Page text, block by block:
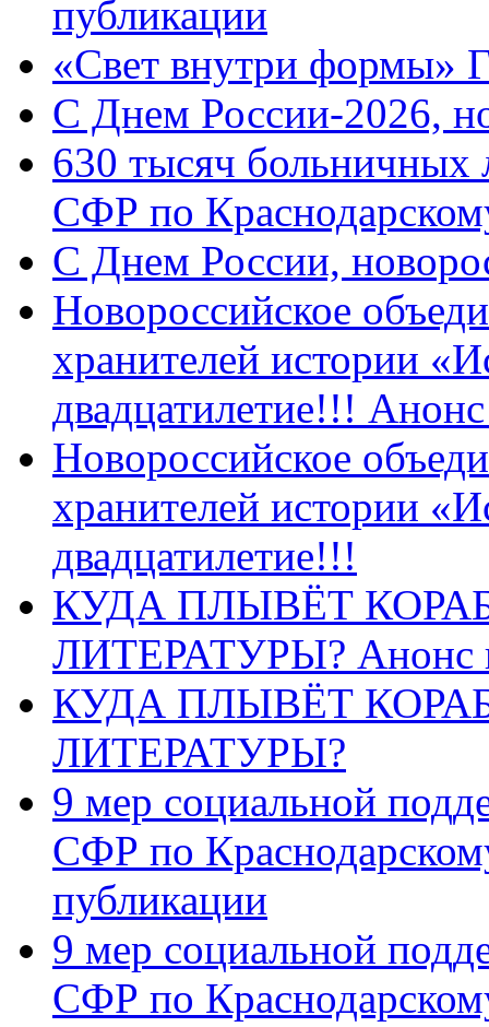
публикации
«Свет внутри формы»
C Днем России-2026,
630 тысяч больничных
СФР по
C Днем России,
Новороссийское
хранителей истории
двадцатилетие!!!
Новороссийское
хранителей истории
двадцатилетие!!!
КУДА ПЛЫВЁТ
ЛИТЕРАТУРЫ? Анонс
КУДА ПЛЫВЁТ
ЛИТЕРАТУРЫ?
9 мер социальной
СФР по
публикации
9 мер социальной
СФР по